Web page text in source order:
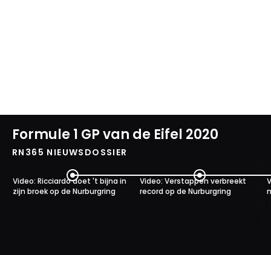
Formule 1 GP van de Eifel 2020
RN365 NIEUWSDOSSIER
Video: Ricciardo doet 't bijna in
zijn broek op de Nurburgring
Video: Verstappen verbreekt
record op de Nurburgring